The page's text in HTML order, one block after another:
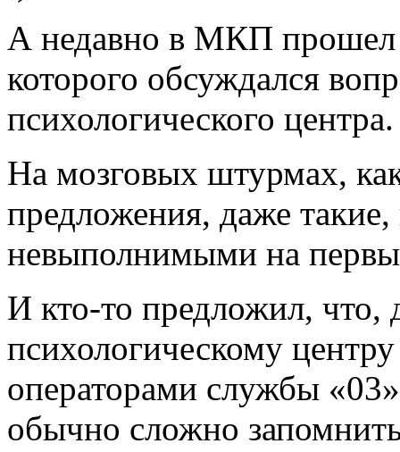
А недавно в МКП прошел
которого обсуждался
психологического центра.
На мозговых штурмах,
предложения, даже
невыполнимыми на
И кто-то предложил, что,
психологическому
операторами службы
обычно сложно